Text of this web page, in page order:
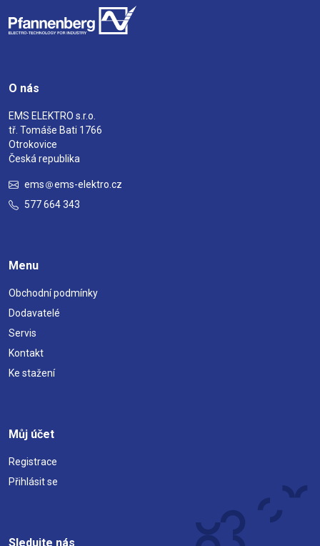
O nás
EMS ELEKTRO s.r.o.
tř. Tomáše Bati 1766
Otrokovice
Česká republika
ems
ems-elektro.cz
577 664 343
Menu
Obchodní podmínky
Dodavatelé
Servis
Kontakt
Ke stažení
Můj účet
Registrace
Přihlásit se
Sledujte nás